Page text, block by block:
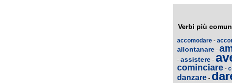
Verbi più
accomodare -
allontanare -
- assistere -
cominciare -
danzare -